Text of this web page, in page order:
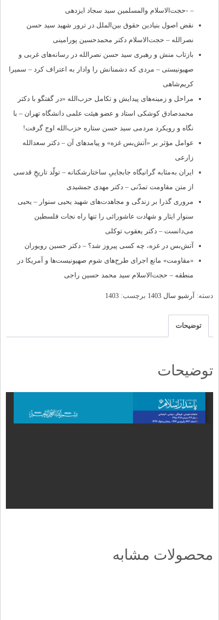
– -حجت‌الاسلام والمسلمین سید سجاد ایزدهی
نقض اصول بنیادین حقوق بین‌الملل در ترور شهید سید حسن
نصرالله – حجت‌الاسلام دکتر محمدحسین پورامینی
بازتاب منش و رهبری سید حسن نصرالله در رسانه‌های غربی و
صهیونیستی – مردی که دشمنانش را وادار به اعتراف کرد – سمیرا
کریم‌شاهی
مراحل و زمینه‌های پیدایش و تکامل حزب‌الله «در گفتگو با دکتر
محمدصادق کوشکی استاد و عضو هیئت علمی دانشگاه تهران – با
نگاه و رویکرد مردمی سید حسن ستاره حزب‌الله اوج ‌گرفت!
عوامل مؤثر بر «آتش‌بس غزه» و پیامدهای آن – دکتر سعدالله
زارعی
ایران به‌مثابه گرانیگاه جابجاییِ ساختارشکنانه – تولّد تاریخِ قدسی
از متن مقاومت تمدّنی – دکتر مهدی جمشیدی
مروری گذرا بر زندگی و مجاهدت‌های شهید یحیی سنوار – یحیی
سنوار ایثار و شهادت عاشورائی را تنها راه نجات فلسطین
می‌دانست – دکتر یعقوب توکلی
آتش‌بس در غزه، چه کسی پیروز شد؟ – دکتر حسین رویوران
«مقاومت» مانع اجرای طرح‌های شوم صهیونیست‌ها و آمریکا در
منطقه – حجت‌الاسلام سید محمد حسین راجی
دسته: آرشيو سال 1403 برچسب:1403
توضیحات
توضیحات
محصولات مشابه